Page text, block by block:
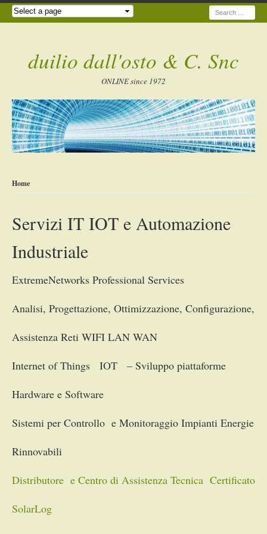
Search
duilio dall'osto & C. Snc
ONLINE since 1972
Home
Servizi IT IOT e Automazione
Industriale
ExtremeNetworks Professional Services
Analisi, Progettazione, Ottimizzazione, Configurazione,
Assistenza Reti WIFI LAN WAN
Internet of Things IOT – Sviluppo piattaforme
Hardware e Software
Sistemi per Controllo e Monitoraggio Impianti Energie
Rinnovabili
Distributore e Centro di Assistenza Tecnica Certificato
SolarLog